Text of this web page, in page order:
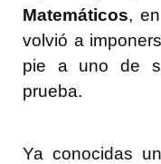
Matemáticos,
volvió a
pie a uno de
prueba.
Ya conocidas